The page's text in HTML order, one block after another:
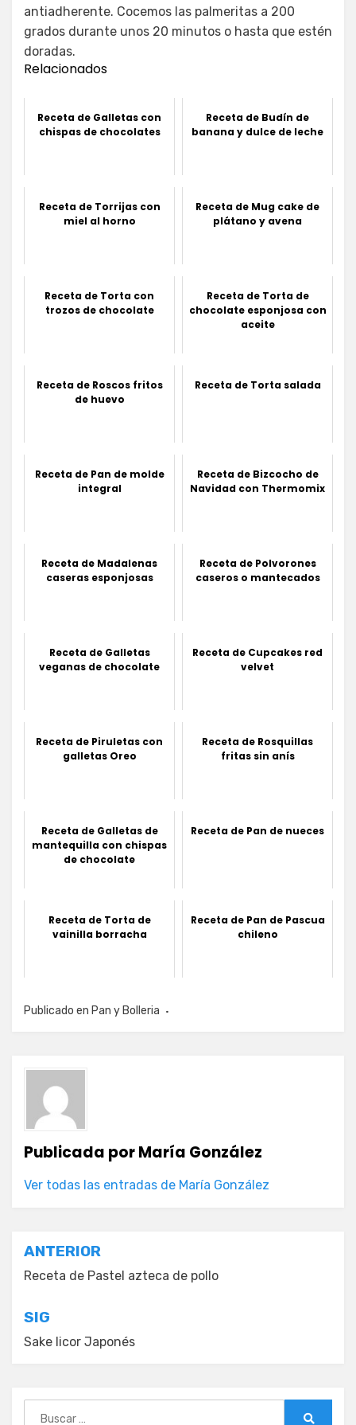
antiadherente. Cocemos las palmeritas a 200
grados durante unos 20 minutos o hasta que estén
doradas.
Relacionados
Receta de Galletas con
chispas de chocolates
Receta de Budín de
banana y dulce de leche
Receta de Torrijas con
miel al horno
Receta de Mug cake de
plátano y avena
Receta de Torta con
trozos de chocolate
Receta de Torta de
chocolate esponjosa con
aceite
Receta de Roscos fritos
de huevo
Receta de Torta salada
Receta de Pan de molde
integral
Receta de Bizcocho de
Navidad con Thermomix
Receta de Madalenas
caseras esponjosas
Receta de Polvorones
caseros o mantecados
Receta de Galletas
veganas de chocolate
Receta de Cupcakes red
velvet
Receta de Piruletas con
galletas Oreo
Receta de Rosquillas
fritas sin anís
Receta de Galletas de
mantequilla con chispas
de chocolate
Receta de Pan de nueces
Receta de Torta de
vainilla borracha
Receta de Pan de Pascua
chileno
Publicado en Pan y Bolleria
Publicada porMaría González
Ver todas las entradas de María González
Navegación
de
entradas
ANTERIOR
Receta de Pastel azteca de pollo
SIG
Sake licor Japonés